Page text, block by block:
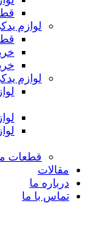
قطعات غلطک
لوازم یدکی مینی
قطعات مینی
خرید و فروش
خرید و فروش
لوازم یدکی لیفتراک
لوازم یدکی
قطعات
لوازم یدکی
لوازم یدکی
قطعات
قطعات مینی بیل
ما
با ما